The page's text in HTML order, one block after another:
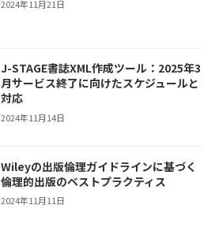
2024年11月21日
J-STAGE書誌XML作成ツール：2025年3
月サービス終了に向けたスケジュールと
対応
2024年11月14日
Wileyの出版倫理ガイドラインに基づく
倫理的出版のベストプラクティス
2024年11月11日